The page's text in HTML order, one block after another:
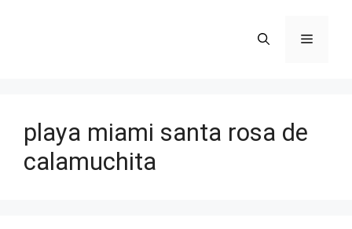
Menú
playa miami santa rosa de
calamuchita